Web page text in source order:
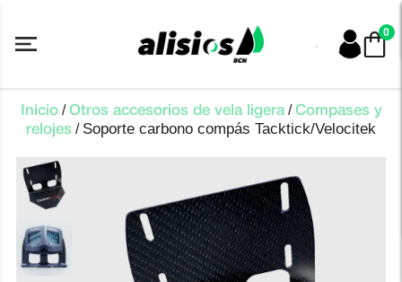
contenido
0
Inicio / Otros accesorios de vela ligera / Compases y
relojes / Soporte carbono compás Tacktick/Velocitek